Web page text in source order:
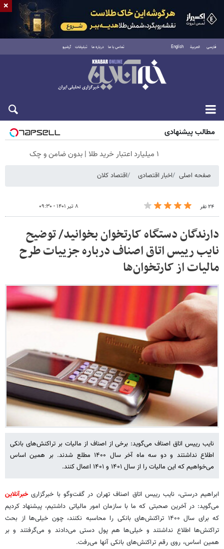
فارسی العربية English تماس با ما درباره ما تبلیغات آرشیو
جمعه ۱۶ مرداد ۱۴۰۵
مطالب پیشنهادی
۱ میلیارد اعتبار خرید طلا | بدون ضامن و چک
صفحه اصلی اخبار اقتصادی اقتصاد کلان
۲۴ نفر ۸ تیر ۱۴۰۱ - ۰۹:۳۰
دارندگان دستگاه کارتخوان بخوانید/ توضیح
نایب رییس اتاق اصناف درباره جزییات طرح
مالیات از کارتخوان‌ها
نایب رییس اتاق اصناف می‌گوید: برخی از اصناف از مالیات بر تراکنش‌های بانکی
اطلاع نداشتند و دو سه ماه آخر سال ۱۴۰۰ مطلع شدند. بر همین اساس
می‌خواهیم که این مالیات را از سال ۱۴۰۱ و ۱۴۰۱ اعمال کنند.
ابراهیم درستی، نایب رییس اتاق اصناف تهران در گفت‌وگو با خبرگزاریخبرآنلاین
می‌گوید: در آخرین صحبتی که ما با سازمان امور مالیاتی داشتیم، پیشنهاد کردیم
که برای سال ۱۴۰۰ تراکنش‌های بانکی را محاسبه نکنند، چون خیلی‌ها از بحث
تراکنش‌ها اطلاع نداشتند و خیلی‌ها هم پول دستی می‌دادند و می‌گرفتند و بر
همین اساس، روی رقم تراکنش‌های بانکی آنها می‌رفت.
×